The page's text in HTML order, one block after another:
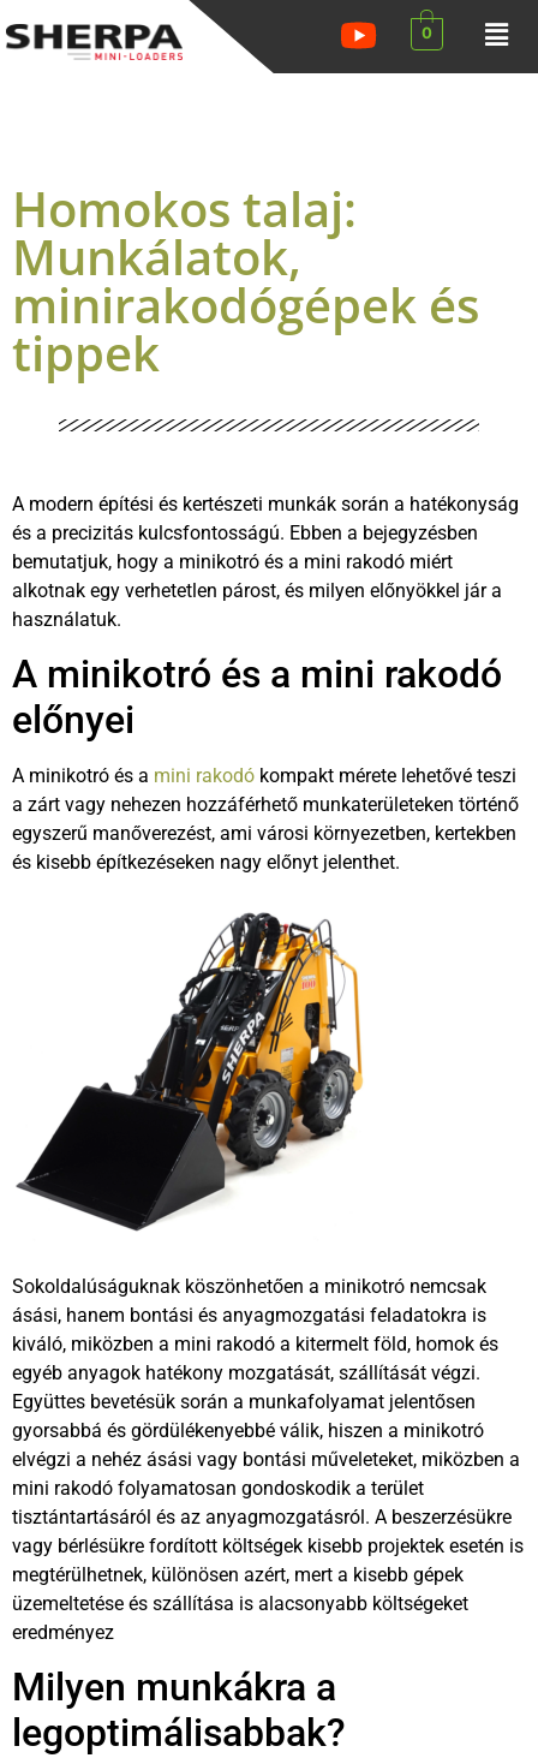
0
Homokos talaj:
Munkálatok,
minirakodógépek és
tippek
A modern építési és kertészeti munkák során a hatékonyság
és a precizitás kulcsfontosságú. Ebben a bejegyzésben
bemutatjuk, hogy a minikotró és a mini rakodó miért
alkotnak egy verhetetlen párost, és milyen előnyökkel jár a
használatuk.
A minikotró és a mini rakodó
előnyei
A minikotró és a mini rakodó kompakt mérete lehetővé teszi
a zárt vagy nehezen hozzáférhető munkaterületeken történő
egyszerű manőverezést, ami városi környezetben, kertekben
és kisebb építkezéseken nagy előnyt jelenthet.
Sokoldalúságuknak köszönhetően a minikotró nemcsak
ásási, hanem bontási és anyagmozgatási feladatokra is
kiváló, miközben a mini rakodó a kitermelt föld, homok és
egyéb anyagok hatékony mozgatását, szállítását végzi.
Együttes bevetésük során a munkafolyamat jelentősen
gyorsabbá és gördülékenyebbé válik, hiszen a minikotró
elvégzi a nehéz ásási vagy bontási műveleteket, miközben a
mini rakodó folyamatosan gondoskodik a terület
tisztántartásáról és az anyagmozgatásról. A beszerzésükre
vagy bérlésükre fordított költségek kisebb projektek esetén is
megtérülhetnek, különösen azért, mert a kisebb gépek
üzemeltetése és szállítása is alacsonyabb költségeket
eredményez
Milyen munkákra a
legoptimálisabbak?